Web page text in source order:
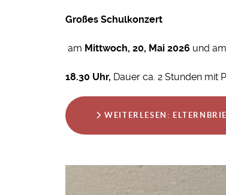
Großes Schulkonzert
am Mittwoch, 20, Mai 2026 und am
18.30 Uhr, Dauer ca. 2 Stunden mit
WEITERLESEN: